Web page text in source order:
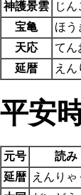
神護景雲
じ
宝亀
ほう
天応
てん
延暦
えん
平安
元号 読み
延暦
えんりゃ